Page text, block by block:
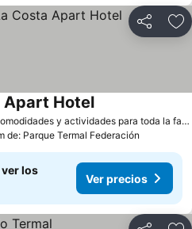
Compartir
Comodidades y actividades para toda la familia
Apart HotelVer precios
de: Parque Termal Federación
los
Ver precios